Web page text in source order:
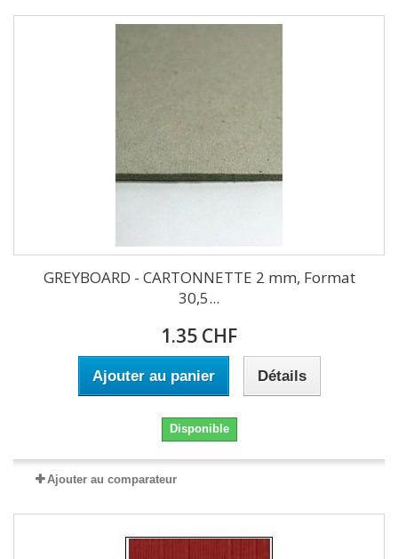
GREYBOARD - CARTONNETTE 2 mm, Format
30,5...
1.35 CHF
Ajouter au panier Détails
Disponible
Ajouter au comparateur